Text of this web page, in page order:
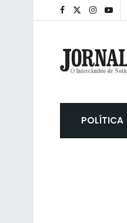
POLÍTICA